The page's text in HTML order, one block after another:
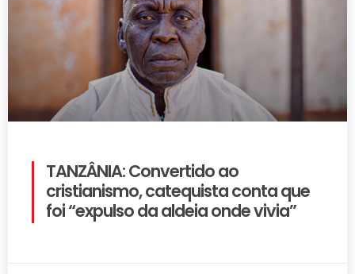
TANZÂNIA: Convertido ao
cristianismo, catequista conta que
foi “expulso da aldeia onde vivia”